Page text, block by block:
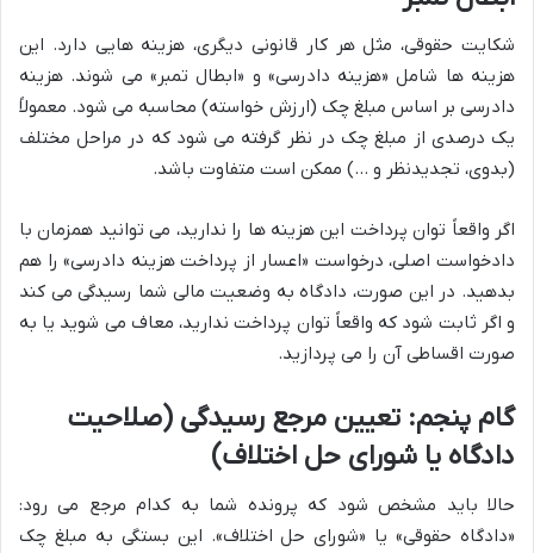
شکایت حقوقی، مثل هر کار قانونی دیگری، هزینه هایی دارد. این
هزینه ها شامل «هزینه دادرسی» و «ابطال تمبر» می شوند. هزینه
دادرسی بر اساس مبلغ چک (ارزش خواسته) محاسبه می شود. معمولاً
یک درصدی از مبلغ چک در نظر گرفته می شود که در مراحل مختلف
(بدوی، تجدیدنظر و …) ممکن است متفاوت باشد.
اگر واقعاً توان پرداخت این هزینه ها را ندارید، می توانید همزمان با
دادخواست اصلی، درخواست «اعسار از پرداخت هزینه دادرسی» را هم
بدهید. در این صورت، دادگاه به وضعیت مالی شما رسیدگی می کند
و اگر ثابت شود که واقعاً توان پرداخت ندارید، معاف می شوید یا به
صورت اقساطی آن را می پردازید.
گام پنجم: تعیین مرجع رسیدگی (صلاحیت
دادگاه یا شورای حل اختلاف)
حالا باید مشخص شود که پرونده شما به کدام مرجع می رود:
«دادگاه حقوقی» یا «شورای حل اختلاف». این بستگی به مبلغ چک